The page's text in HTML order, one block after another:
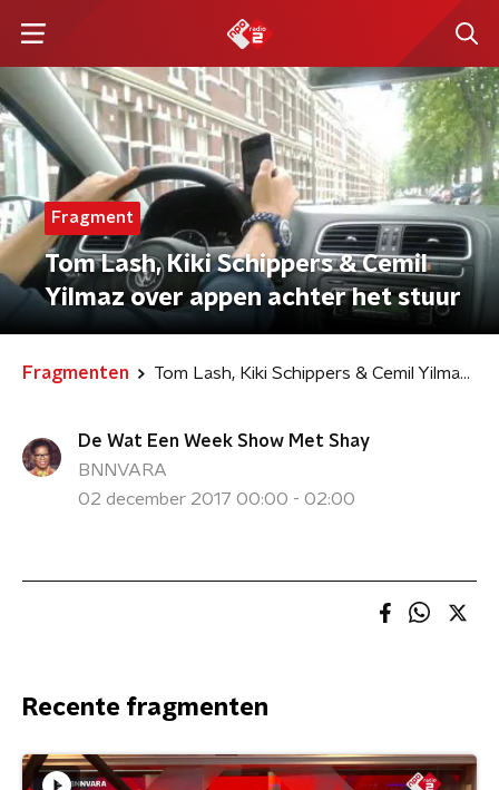
Fragment
Tom Lash, Kiki Schippers & Cemil
Yilmaz over appen achter het stuur
Fragmenten Tom Lash, Kiki Schippers & Cemil Yilmaz over appen achter het stuur
De Wat Een Week Show Met Shay
BNNVARA
02 december 2017 00:00 - 02:00
Recente fragmenten